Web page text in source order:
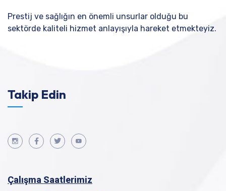
Prestij ve sağlığın en önemli unsurlar olduğu bu
sektörde kaliteli hizmet anlayışıyla hareket etmekteyiz.
Takip Edin
Çalışma Saatlerimiz